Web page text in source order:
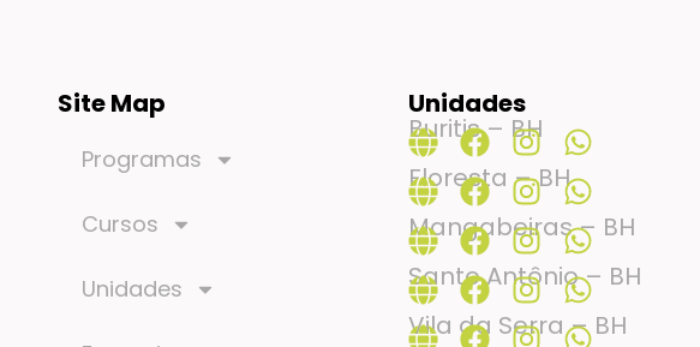
Site Map
Programas
Cursos
Unidades
Unidades
Buritis – BH
Floresta – BH
Mangabeiras – BH
Santo Antônio – BH
Vila da Serra – BH